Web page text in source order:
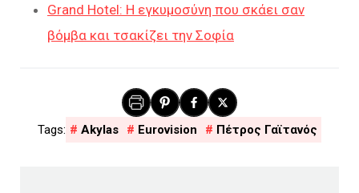
Grand Hotel: Η εγκυμοσύνη που σκάει σαν
βόμβα και τσακίζει την Σοφία
Akylas Eurovision Πέτρος Γαϊτανός